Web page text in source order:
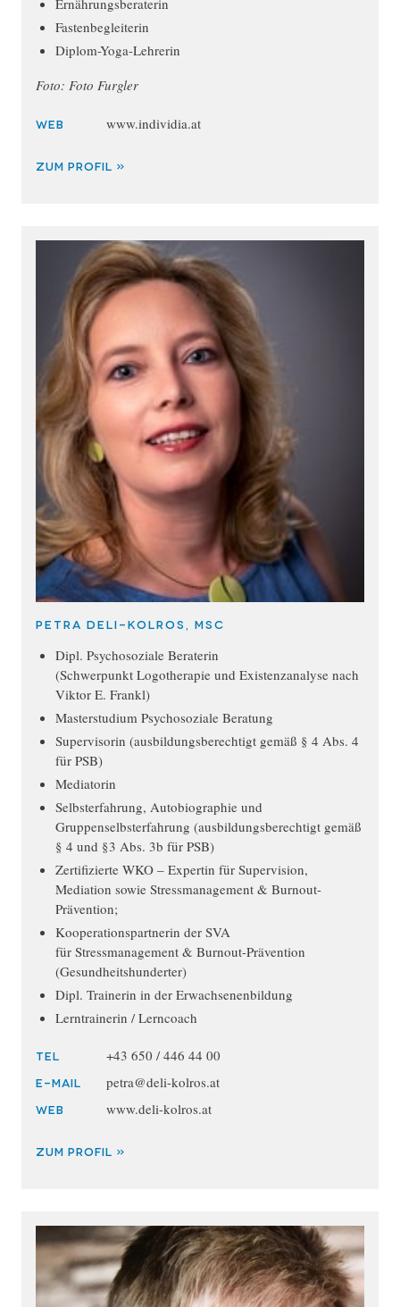
Fastenbegleiterin
Diplom-Yoga-Lehrerin
Foto: Foto Furgler
WEB www.individia.at
ZUM PROFIL »
Petra Deli-Kolros, MSc
Dipl. Psychosoziale Beraterin
(Schwerpunkt Logotherapie und Existenzanalyse nach
Viktor E. Frankl)
Masterstudium Psychosoziale Beratung
Supervisorin (ausbildungsberechtigt gemäß § 4 Abs. 4
für PSB)
Mediatorin
Selbsterfahrung, Autobiographie und
Gruppenselbsterfahrung (ausbildungsberechtigt gemäß
§ 4 und §3 Abs. 3b für PSB)
Zertifizierte WKO – Expertin für Supervision,
Mediation sowie Stressmanagement & Burnout-
Prävention;
Kooperationspartnerin der SVA
für Stressmanagement & Burnout-Prävention
(Gesundheitshunderter)
Dipl. Trainerin in der Erwachsenenbildung
Lerntrainerin / Lerncoach
TEL +43 650 / 446 44 00
E-MAIL petra@deli-kolros.at
WEB www.deli-kolros.at
ZUM PROFIL »